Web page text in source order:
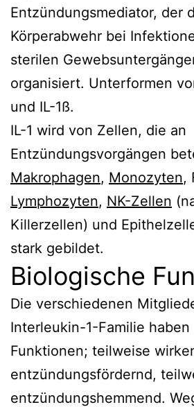
Entzündungsmediator, der
Körperabwehr bei
sterilen
organisiert. Unterformen
und IL-1ß.
IL-1 wird von Zellen, die an
Entzündungsvorgängen
Makrophagen, Monozyten,
Lymphozyten, NK-Zellen
Killerzellen) und
stark gebildet.
Biologische
Die verschiedenen
Interleukin-1-Familie
Funktionen; teilweise
entzündungsfördernd,
entzündungshemmend.